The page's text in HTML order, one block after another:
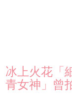
冰上火花「
青女神」曾